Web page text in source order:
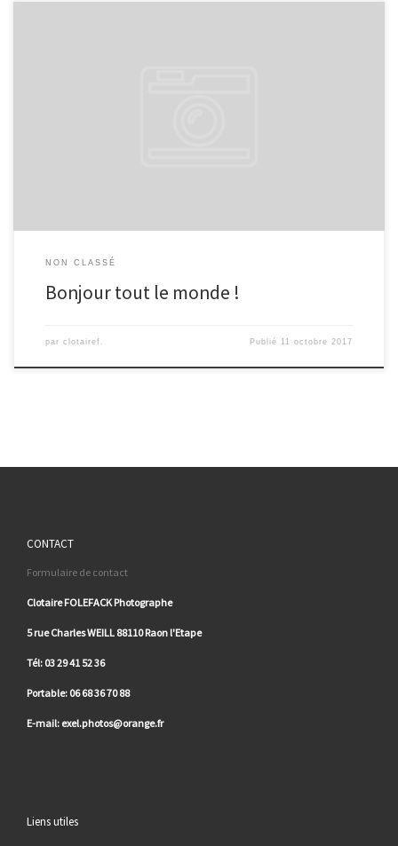
NON CLASSÉ
Bonjour tout le monde !
par clotairef. Publié 11 octobre 2017
CONTACT
Formulaire de contact
Clotaire FOLEFACK Photographe
5 rue Charles WEILL 88110 Raon l'Etape
Tél: 03 29 41 52 36
Portable: 06 68 36 70 88
E-mail: exel.photos@orange.fr
Liens utiles